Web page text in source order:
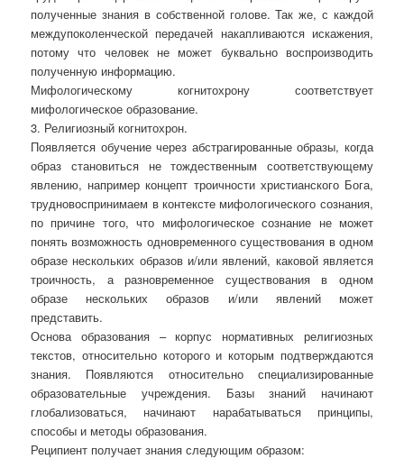
полученные знания в собственной голове. Так же, с каждой
междупоколенческой передачей накапливаются искажения,
потому что человек не может буквально воспроизводить
полученную информацию.
Мифологическому когнитохрону соответствует
мифологическое образование.
3. Религиозный когнитохрон.
Появляется обучение через абстрагированные образы, когда
образ становиться не тождественным соответствующему
явлению, например концепт троичности христианского Бога,
трудновоспринимаем в контексте мифологического сознания,
по причине того, что мифологическое сознание не может
понять возможность одновременного существования в одном
образе нескольких образов и/или явлений, каковой является
троичность, а разновременное существования в одном
образе нескольких образов и/или явлений может
представить.
Основа образования – корпус нормативных религиозных
текстов, относительно которого и которым подтверждаются
знания. Появляются относительно специализированные
образовательные учреждения. Базы знаний начинают
глобализоваться, начинают нарабатываться принципы,
способы и методы образования.
Реципиент получает знания следующим образом: